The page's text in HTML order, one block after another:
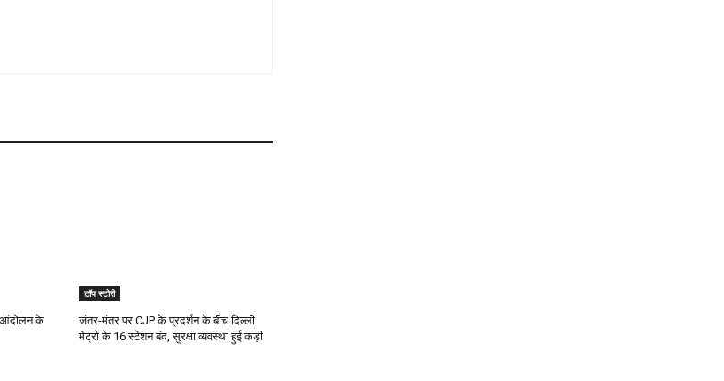
आंदोलन के
टॉप स्टोरी
जंतर-मंतर पर CJP के प्रदर्शन के बीच दिल्ली
मेट्रो के 16 स्टेशन बंद, सुरक्षा व्यवस्था हुई कड़ी